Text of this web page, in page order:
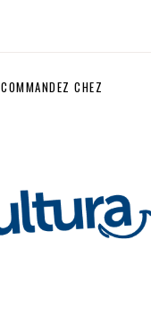
COMMANDEZ CHEZ